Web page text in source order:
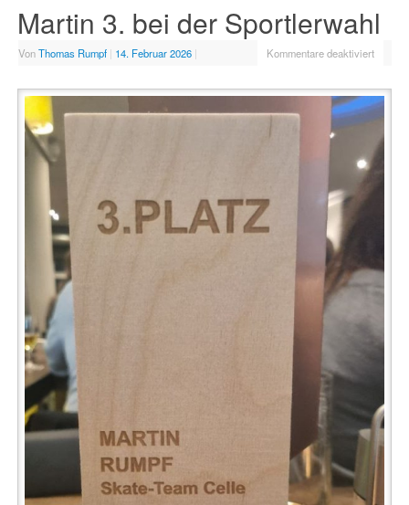
Martin 3. bei der Sportlerwahl
VonThomas Rumpf | 14. Februar 2026 | Kommentare deaktiviert